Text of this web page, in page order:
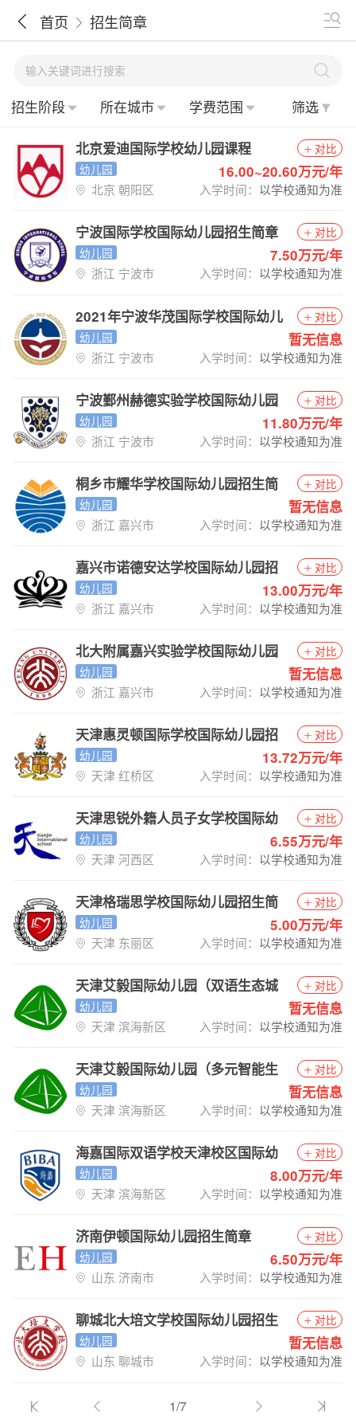
首页 招生简章
招生阶段 所在城市 学费范围 筛选
北京爱迪国际学校幼儿园课程
幼儿园
北京 朝阳区 入学时间： 以学校通知为准
对比
16.00~20.60万元/年
宁波国际学校国际幼儿园招生简章
幼儿园
浙江 宁波市 入学时间： 以学校通知为准
对比
7.50万元/年
2021年宁波华茂国际学校国际幼儿
园招生简章
幼儿园
浙江 宁波市 入学时间： 以学校通知为准
对比
暂无信息
宁波鄞州赫德实验学校国际幼儿园
招生简章
幼儿园
浙江 宁波市 入学时间： 以学校通知为准
对比
11.80万元/年
桐乡市耀华学校国际幼儿园招生简
章
幼儿园
浙江 嘉兴市 入学时间： 以学校通知为准
对比
暂无信息
嘉兴市诺德安达学校国际幼儿园招
生简章
幼儿园
浙江 嘉兴市 入学时间： 以学校通知为准
对比
13.00万元/年
北大附属嘉兴实验学校国际幼儿园
招生简章
幼儿园
浙江 嘉兴市 入学时间： 以学校通知为准
对比
暂无信息
天津惠灵顿国际学校国际幼儿园招
生简章
幼儿园
天津 红桥区 入学时间： 以学校通知为准
对比
13.72万元/年
天津思锐外籍人员子女学校国际幼
儿园招生简章
幼儿园
天津 河西区 入学时间： 以学校通知为准
对比
6.55万元/年
天津格瑞思学校国际幼儿园招生简
章
幼儿园
天津 东丽区 入学时间： 以学校通知为准
对比
5.00万元/年
天津艾毅国际幼儿园（双语生态城
实验校园）招生简章
幼儿园
天津 滨海新区 入学时间： 以学校通知为准
对比
暂无信息
天津艾毅国际幼儿园（多元智能生
态城校园）招生简章
幼儿园
天津 滨海新区 入学时间： 以学校通知为准
对比
暂无信息
海嘉国际双语学校天津校区国际幼
儿园招生简章
幼儿园
天津 滨海新区 入学时间： 以学校通知为准
对比
8.00万元/年
济南伊顿国际幼儿园招生简章
幼儿园
山东 济南市 入学时间： 以学校通知为准
对比
6.50万元/年
聊城北大培文学校国际幼儿园招生
简章
幼儿园
山东 聊城市 入学时间： 以学校通知为准
对比
暂无信息
1/7